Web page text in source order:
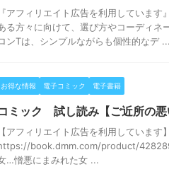
『アフィリエイト広告を利用していま
る方々に向けて、選び方やコーディネ
ンTは、シンプルながらも個性的なデ ...
お得な情報 電子コミック 電子書籍
ミック 試し読み【ご近所の悪
【アフィリエイト広告を利用しています
book.dmm.com/product/
…憎悪にまみれた女 ...